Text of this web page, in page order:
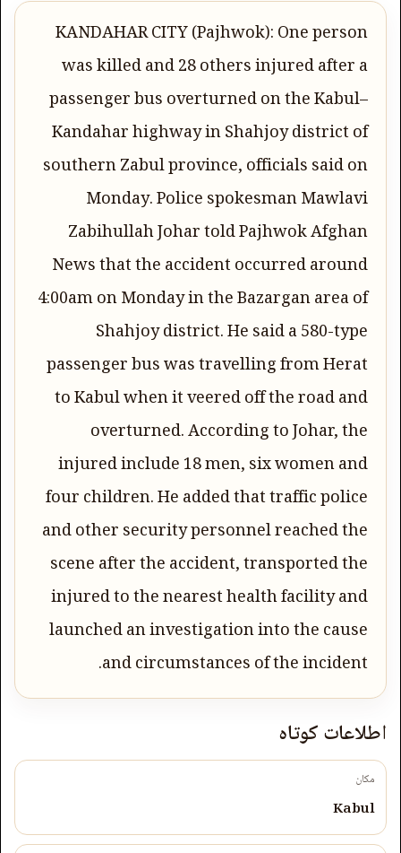
KANDAHAR CITY (Pajhwok): One person
was killed and 28 others injured after a
passenger bus overturned on the Kabul–
Kandahar highway in Shahjoy district of
southern Zabul province, officials said on
Monday. Police spokesman Mawlavi
Zabihullah Johar told Pajhwok Afghan
News that the accident occurred around
4:00am on Monday in the Bazargan area of
Shahjoy district. He said a 580-type
passenger bus was travelling from Herat
to Kabul when it veered off the road and
overturned. According to Johar, the
injured include 18 men, six women and
four children. He added that traffic police
and other security personnel reached the
scene after the accident, transported the
injured to the nearest health facility and
launched an investigation into the cause
and circumstances of the incident.
اطلاعات کوتاه
مکان
Kabul